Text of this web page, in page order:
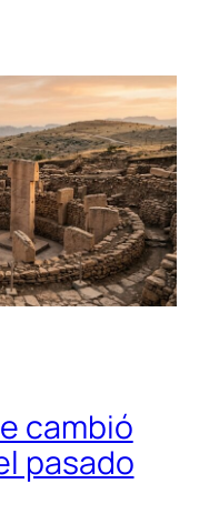
cambió
pasado